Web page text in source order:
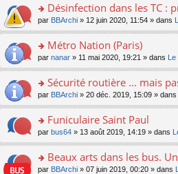
e
nt
u
s
ré
e
nt
lu
le
pl
u
s
e
nt
g
e
n
o
lu
pl
u
s
c
e
nt
e
s
a
g
e
n
n
lu
le
pl
u
c
e
ult
er
le
m
e
a
g
e
n
n
le
pl
o
n
ult
er
le
m
e
a
g
e
n
Désinfection dans les TC :
par BBArchi » 12 juin 2020, 11:54 » dans
o
n
ult
er
le
m
e
a
g
Métro Nation (Paris)
par nanar » 11 mai 2020, 19:21 » dans
o
n
ult
er
le
m
e
Sécurité routière ... mais
par BBArchi » 20 déc. 2019, 15:09 » dans
o
n
ult
Funiculaire Saint Paul
par bus64 » 13 août 2019, 14:19 » dans
o
Beaux arts dans les bus.
par BBArchi » 07 juin 2019, 00:20 » dans